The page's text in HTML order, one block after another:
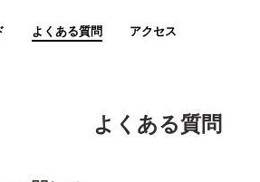
よくある質問 アクセス
よくある質問